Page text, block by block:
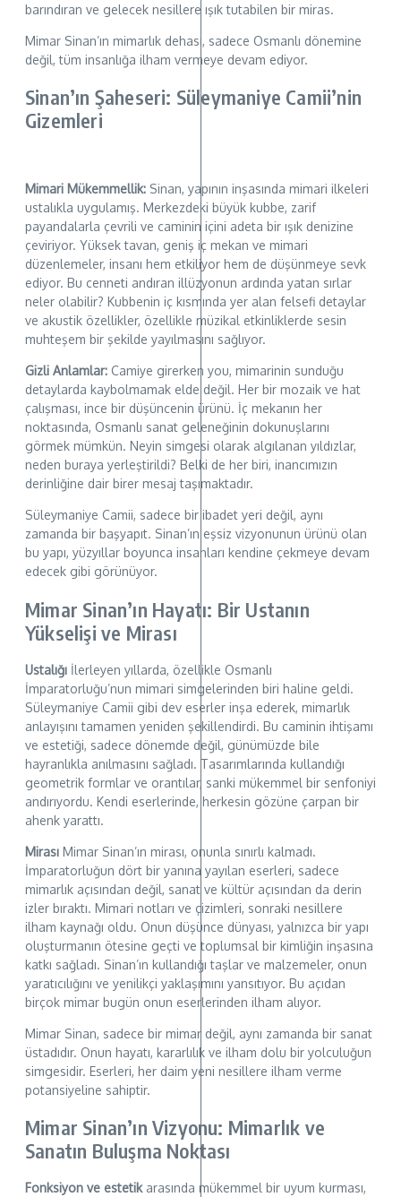
barındıran ve gelecek nesillere ışık tutabilen bir miras.
Mimar Sinan’ın mimarlık dehası, sadece Osmanlı dönemine
değil, tüm insanlığa ilham vermeye devam ediyor.
Sinan’ın Şaheseri: Süleymaniye Camii’nin
Gizemleri
Mimari Mükemmellik: Sinan, yapının inşasında mimari ilkeleri
ustalıkla uygulamış. Merkezdeki büyük kubbe, zarif
payandalarla çevrili ve caminin içini adeta bir ışık denizine
çeviriyor. Yüksek tavan, geniş iç mekan ve mimari
düzenlemeler, insanı hem etkiliyor hem de düşünmeye sevk
ediyor. Bu cenneti andıran illüzyonun ardında yatan sırlar
neler olabilir? Kubbenin iç kısmında yer alan felsefi detaylar
ve akustik özellikler, özellikle müzikal etkinliklerde sesin
muhteşem bir şekilde yayılmasını sağlıyor.
Gizli Anlamlar: Camiye girerken you, mimarinin sunduğu
detaylarda kaybolmamak elde değil. Her bir mozaik ve hat
çalışması, ince bir düşüncenin ürünü. İç mekanın her
noktasında, Osmanlı sanat geleneğinin dokunuşlarını
görmek mümkün. Neyin simgesi olarak algılanan yıldızlar,
neden buraya yerleştirildi? Belki de her biri, inancımızın
derinliğine dair birer mesaj taşımaktadır.
Süleymaniye Camii, sadece bir ibadet yeri değil, aynı
zamanda bir başyapıt. Sinan’ın eşsiz vizyonunun ürünü olan
bu yapı, yüzyıllar boyunca insanları kendine çekmeye devam
edecek gibi görünüyor.
Mimar Sinan’ın Hayatı: Bir Ustanın
Yükselişi ve Mirası
Ustalığı İlerleyen yıllarda, özellikle Osmanlı
İmparatorluğu’nun mimari simgelerinden biri haline geldi.
Süleymaniye Camii gibi dev eserler inşa ederek, mimarlık
anlayışını tamamen yeniden şekillendirdi. Bu caminin ihtişamı
ve estetiği, sadece dönemde değil, günümüzde bile
hayranlıkla anılmasını sağladı. Tasarımlarında kullandığı
geometrik formlar ve orantılar, sanki mükemmel bir senfoniyi
andırıyordu. Kendi eserlerinde, herkesin gözüne çarpan bir
ahenk yarattı.
Mirası Mimar Sinan’ın mirası, onunla sınırlı kalmadı.
İmparatorluğun dört bir yanına yayılan eserleri, sadece
mimarlık açısından değil, sanat ve kültür açısından da derin
izler bıraktı. Mimari notları ve çizimleri, sonraki nesillere
ilham kaynağı oldu. Onun düşünce dünyası, yalnızca bir yapı
oluşturmanın ötesine geçti ve toplumsal bir kimliğin inşasına
katkı sağladı. Sinan’ın kullandığı taşlar ve malzemeler, onun
yaratıcılığını ve yenilikçi yaklaşımını yansıtıyor. Bu açıdan
birçok mimar bugün onun eserlerinden ilham alıyor.
Mimar Sinan, sadece bir mimar değil, aynı zamanda bir sanat
üstadıdır. Onun hayatı, kararlılık ve ilham dolu bir yolculuğun
simgesidir. Eserleri, her daim yeni nesillere ilham verme
potansiyeline sahiptir.
Mimar Sinan’ın Vizyonu: Mimarlık ve
Sanatın Buluşma Noktası
Fonksiyon ve estetikarasında mükemmel bir uyum kurması,